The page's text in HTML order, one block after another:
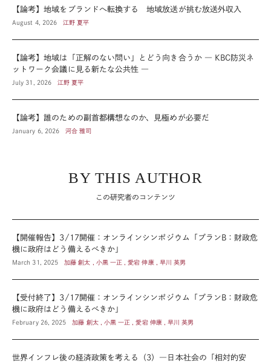
【論考】地域をブランドへ転換する 地域放送が挑む放送外収入
August 4, 2026 江野 夏平
【論考】地域は「正解のない問い」とどう向き合うか ― KBC防災ネ
ットワーク会議に見る新たな公共性 ―
July 31, 2026 江野 夏平
【論考】誰のための副首都構想なのか、見極めが必要だ
January 6, 2026 河合 雅司
BY THIS AUTHOR
この研究者のコンテンツ
【開催報告】3/17開催：オンラインシンポジウム「プランB：財政危
機に政府はどう備えるべきか」
March 31, 2025 加藤 創太 , 小黒 一正 , 愛宕 伸康 , 早川 英男
【受付終了】3/17開催：オンラインシンポジウム「プランB：財政危
機に政府はどう備えるべきか」
February 26, 2025 加藤 創太 , 小黒 一正 , 愛宕 伸康 , 早川 英男
世界インフレ後の経済政策を考える（3）―日本社会の「相対的安